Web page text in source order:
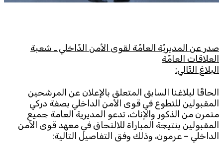
Cookies Policy
Subscribe to the newsletter
صدر عن المديريّة العامّة لقوى الأمن الدّاخلي ـ شعبة
العلاقات العامّة
البلاغ التّالي:
الحاقًا لبلاغنا السابق المتعلق بالإعلان عن المرشحين
المقبولين للتطوع في قوى الأمن الداخلي بصفة دركي
متمرن من الذكور والإناث، تدعو المديرية العامة جميع
المقبولين بنتيجة المباراة للالتحاق في معهد قوى الأمن
الداخلي – عرمون، وذلك وفق التفاصيل التالية: